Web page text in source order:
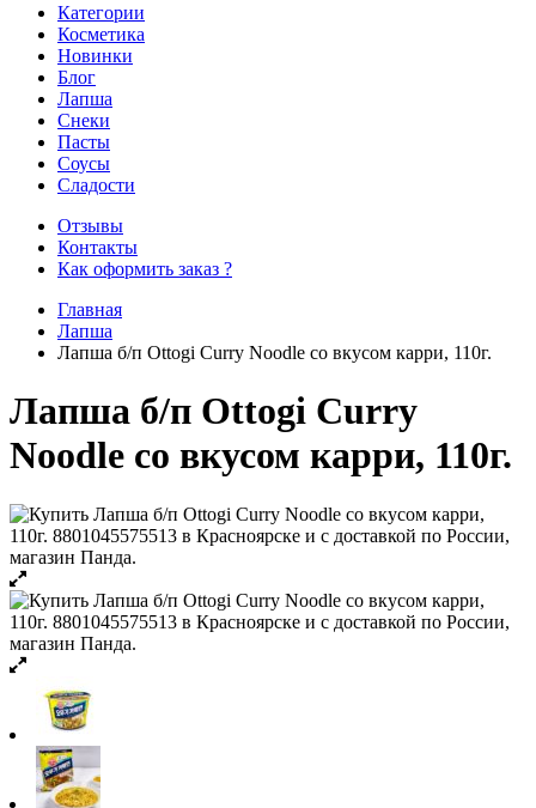
Категории
Косметика
Новинки
Блог
Лапша
Снеки
Пасты
Соусы
Сладости
Отзывы
Контакты
Как оформить заказ ?
Главная
Лапша
Лапша б/п Ottogi Curry Noodle со вкусом карри, 110г.
Лапша б/п Ottogi Curry
Noodle со вкусом карри, 110г.